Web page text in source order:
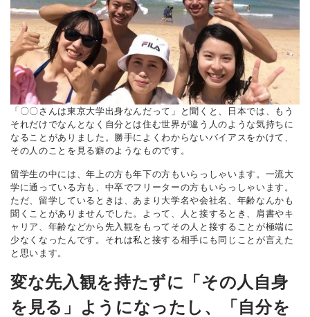
「〇〇さんは東京大学出身なんだって」と聞くと、日本では、もう
それだけでなんとなく自分とは住む世界が違う人のような気持ちに
なることがありました。勝手によくわからないバイアスをかけて、
その人のことを見る癖のようなものです。
留学生の中には、年上の方も年下の方もいらっしゃいます。一流大
学に通っている方も、中卒でフリーターの方もいらっしゃいます。
ただ、留学しているときは、あまり大学名や会社名、年齢なんかも
聞くことがありませんでした。よって、人と接するとき、肩書やキ
ャリア、年齢などから先入観をもってその人と接することが極端に
少なくなったんです。それは私と接する相手にも同じことが言えた
と思います。
変な先入観を持たずに「その人自身
を見る」ようになったし、「自分を